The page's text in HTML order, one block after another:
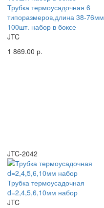
Трубка термоусадочная 6
типоразмеров,длина 38-76мм
100шт. набор в боксе
JTC
1 869.00 р.
JTC-2042
Трубка термоусадочная
d=2,4,5,6,10мм набор
JTC